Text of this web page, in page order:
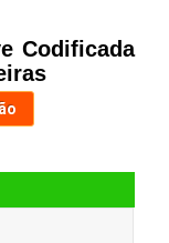
Codificada